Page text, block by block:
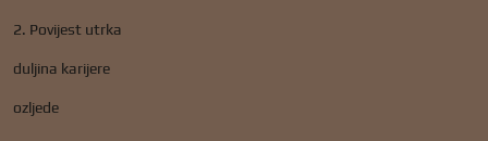
2. Povijest utrka
duljina karijere
ozljede